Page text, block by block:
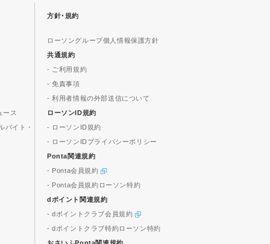
ース
バイト・
方針･規約
ローソングループ個人情報保護方針
共通規約
- ご利用規約
- 免責事項
- 利用者情報の外部送信について
ローソンID規約
- ローソンID規約
- ローソンIDプライバシーポリシー
Ponta関連規約
- Ponta会員規約
- Ponta会員規約ローソン特約
dポイント関連規約
- dポイントクラブ会員規約
- dポイントクラブ特約ローソン特約